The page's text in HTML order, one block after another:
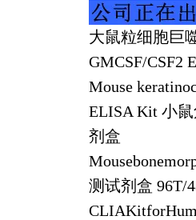
大鼠粒细胞巨
GMCSF/CSF2
Mouse
ELISA Kit 小
剂盒
测试剂盒 96T/